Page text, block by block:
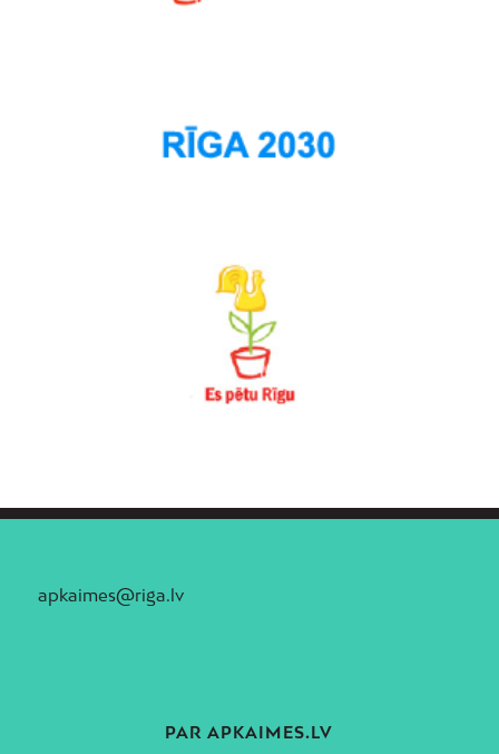
apkaimes@riga.lv
PAR APKAIMES.LV